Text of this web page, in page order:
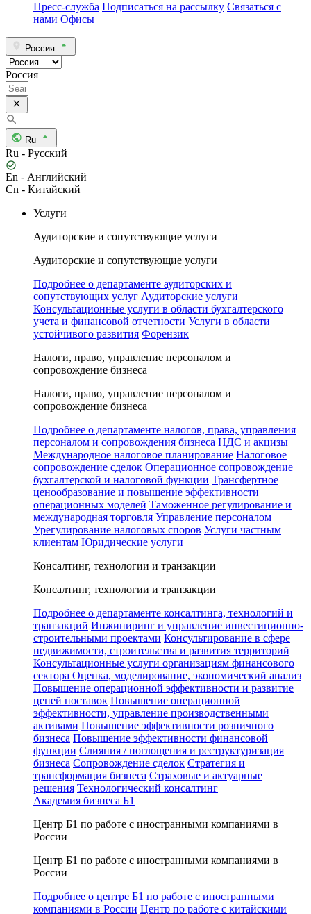
Пресс-служба Подписаться на рассылку Связаться с
нами Офисы
Россия
Россия
Ru
Ru - Русский
En - Английский
Cn - Китайский
Услуги
Аудиторские и сопутствующие услуги
Аудиторские и сопутствующие услуги
Подробнее о департаменте аудиторских и
сопутствующих услуг Аудиторские услуги
Консультационные услуги в области бухгалтерского
учета и финансовой отчетности Услуги в области
устойчивого развития Форензик
Налоги, право, управление персоналом и
сопровождение бизнеса
Налоги, право, управление персоналом и
сопровождение бизнеса
Подробнее о департаменте налогов, права, управления
персоналом и сопровождения бизнеса НДС и акцизы
Международное налоговое планирование Налоговое
сопровождение сделок Операционное сопровождение
бухгалтерской и налоговой функции Трансфертное
ценообразование и повышение эффективности
операционных моделей Таможенное регулирование и
международная торговля Управление персоналом
Урегулирование налоговых споров Услуги частным
клиентам Юридические услуги
Консалтинг, технологии и транзакции
Консалтинг, технологии и транзакции
Подробнее о департаменте консалтинга, технологий и
транзакций Инжиниринг и управление инвестиционно-
строительными проектами Консультирование в сфере
недвижимости, строительства и развития территорий
Консультационные услуги организациям финансового
сектора Оценка, моделирование, экономический анализ
Повышение операционной эффективности и развитие
цепей поставок Повышение операционной
эффективности, управление производственными
активами Повышение эффективности розничного
бизнеса Повышение эффективности финансовой
функции Слияния / поглощения и реструктуризация
бизнеса Сопровождение сделок Стратегия и
трансформация бизнеса Страховые и актуарные
решения Технологический консалтинг
Академия бизнеса Б1
Центр Б1 по работе с иностранными компаниями в
России
Центр Б1 по работе с иностранными компаниями в
России
Подробнее о центре Б1 по работе с иностранными
компаниями в России Центр по работе с китайскими